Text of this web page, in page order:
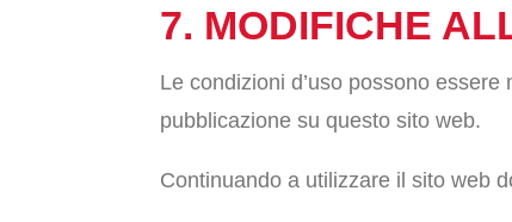
7. MODIFICHE
Le condizioni d’uso possono
pubblicazione su questo sito web.
Continuando a utilizzare il sito web